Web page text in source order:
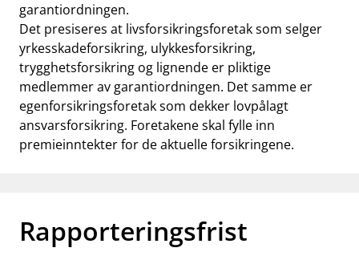
garantiordningen.
Det presiseres at livsforsikringsforetak som selger
yrkesskadeforsikring, ulykkesforsikring,
trygghetsforsikring og lignende er pliktige
medlemmer av garantiordningen. Det samme er
egenforsikringsforetak som dekker lovpålagt
ansvarsforsikring. Foretakene skal fylle inn
premieinntekter for de aktuelle forsikringene.
Rapporteringsfrist